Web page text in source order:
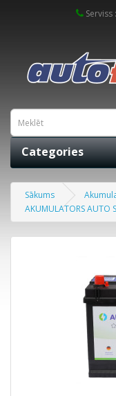
Serviss
Categories
Sākums
AKUMULATORS AUTO